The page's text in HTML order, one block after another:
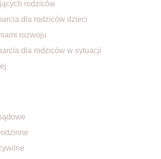
rodziców
dla rodziców dzieci
rozwoju
dla rodziców w sytuacji